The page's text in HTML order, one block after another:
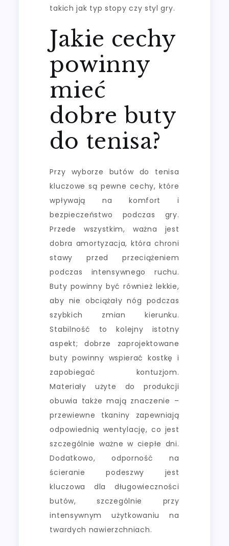
takich jak typ stopy czy styl gry.
Jakie cechy
powinny
mieć
dobre buty
do tenisa?
Przy wyborze butów do tenisa
kluczowe są pewne cechy, które
wpływają na komfort i
bezpieczeństwo podczas gry.
Przede wszystkim, ważna jest
dobra amortyzacja, która chroni
stawy przed przeciążeniem
podczas intensywnego ruchu.
Buty powinny być również lekkie,
aby nie obciążały nóg podczas
szybkich zmian kierunku.
Stabilność to kolejny istotny
aspekt; dobrze zaprojektowane
buty powinny wspierać kostkę i
zapobiegać kontuzjom.
Materiały użyte do produkcji
obuwia także mają znaczenie –
przewiewne tkaniny zapewniają
odpowiednią wentylację, co jest
szczególnie ważne w ciepłe dni.
Dodatkowo, odporność na
ścieranie podeszwy jest
kluczowa dla długowieczności
butów, szczególnie przy
intensywnym użytkowaniu na
twardych nawierzchniach.